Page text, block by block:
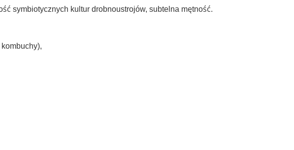
symbiotycznych kultur drobnoustrojów, subtelna mętność.